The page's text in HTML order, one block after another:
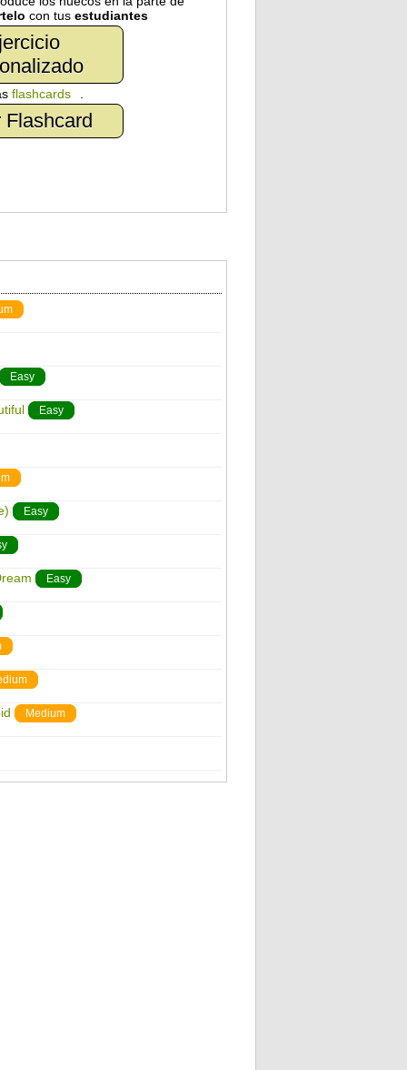
con tus estudiantes
flashcards
Flashcard
Easy
Easy
Easy
Easy
Medium